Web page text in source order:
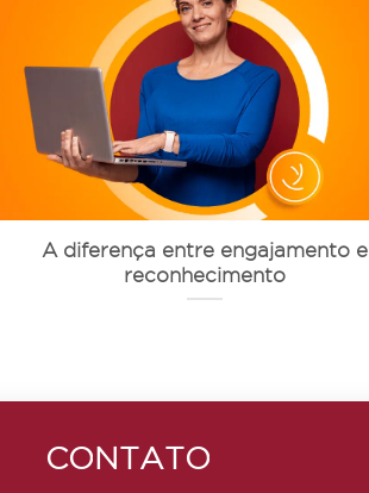
A diferença entre engajamento e
reconhecimento
CONTATO